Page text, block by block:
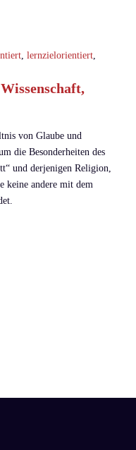
, lernzielorientiert,
von Glaube und
die Besonderheiten des
und derjenigen Religion,
keine andere mit dem